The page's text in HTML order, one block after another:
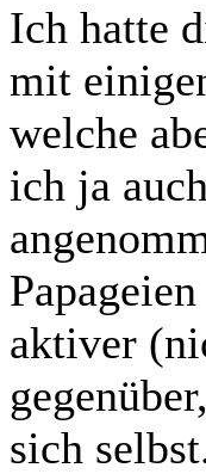
Ich hatte
mit
welche
ich ja
aktiver
sich